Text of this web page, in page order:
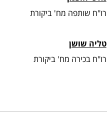
רו"ח שותפה מח' ביקורת
טליה שושן
רו"ח בכירה מח' ביקורת